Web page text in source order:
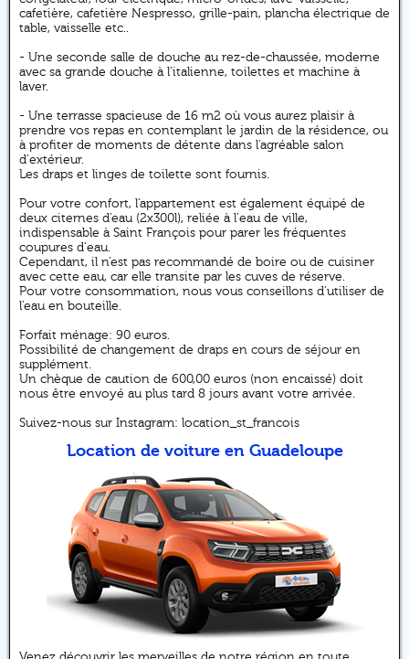
cafetière, cafetière Nespresso, grille-pain, plancha électrique de
table, vaisselle etc..
- Une seconde salle de douche au rez-de-chaussée, moderne
avec sa grande douche à l'italienne, toilettes et machine à
laver.
- Une terrasse spacieuse de 16 m2 où vous aurez plaisir à
prendre vos repas en contemplant le jardin de la résidence, ou
à profiter de moments de détente dans l'agréable salon
d'extérieur.
Les draps et linges de toilette sont fournis.
Pour votre confort, l’appartement est également équipé de
deux citernes d’eau (2x300l), reliée à l'eau de ville,
indispensable à Saint François pour parer les fréquentes
coupures d'eau.
Cependant, il n’est pas recommandé de boire ou de cuisiner
avec cette eau, car elle transite par les cuves de réserve.
Pour votre consommation, nous vous conseillons d’utiliser de
l’eau en bouteille.
Forfait ménage: 90 euros.
Possibilité de changement de draps en cours de séjour en
supplément.
Un chèque de caution de 600,00 euros (non encaissé) doit
nous être envoyé au plus tard 8 jours avant votre arrivée.
Suivez-nous sur Instagram: location_st_francois
Location de voiture en Guadeloupe